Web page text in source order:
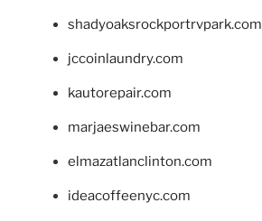
shadyoaksrockportrvpark.com
jccoinlaundry.com
kautorepair.com
marjaeswinebar.com
elmazatlanclinton.com
ideacoffeenyc.com